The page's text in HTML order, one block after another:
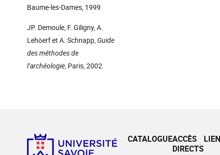
Baume-les-Dames, 1999
JP. Demoule, F. Giligny, A.
Lehöerf et A. Schnapp, Guide
des méthodes de
l’archéologie, Paris, 2002.
CATALOGUEACCÈS
DIRECTS